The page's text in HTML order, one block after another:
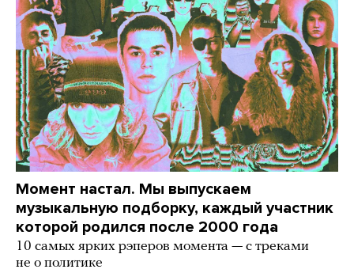
Момент настал. Мы выпускаем
музыкальную подборку, каждый участник
которой родился после 2000 года
10 самых ярких рэперов момента — с треками
не о политике